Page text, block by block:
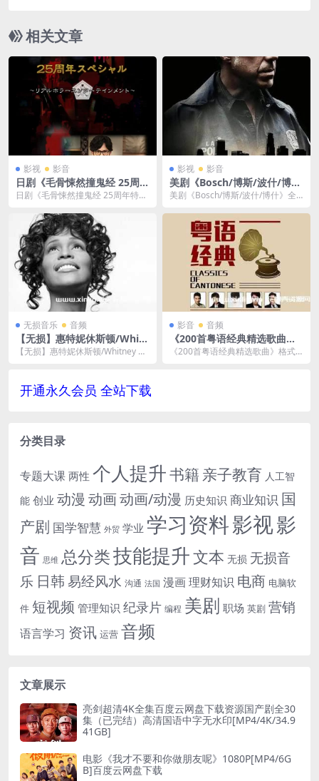
相关文章
影视 影音
日剧《毛骨悚然撞鬼经 25周年
特别篇》[MP4/1.37GB]云网
日剧《毛骨悚然撞鬼经 25周年特别
语发...
影视 影音
美剧《Bosch/博斯/波什/博
什》全1-7季1080P视频合集网
美剧《Bosch/博斯/波什/博什》全1
语发...
无损音乐 音频
【无损】惠特妮休斯顿/Whitn
ey Houston 6张专辑歌曲合
【无损】惠特妮休斯顿/Whitney Ho
影音 音频
《200首粤语经典精选歌曲》
合集[FLAC/MP3/7.18GB]百
《200首粤语经典精选歌曲》格式F
开通永久会员 全站下载
分类目录
专题大课 两性 个人提升书籍 亲子教育 人工智
能 创业 动漫 动画动画/动漫 历史知识 商业知识 国
产剧 国学智慧 外贸 学业 学习资料影视影
音 思维 总分类技能提升文本 无损 无损音
乐 日韩易经风水 沟通 法国 漫画理财知识 电商 电脑软
件 短视频 管理知识 纪录片 编程 美剧 职场 英剧 营销
语言学习 资讯 运营 音频
文章展示
亮剑超清4K全集百度云网盘下载资源国产剧全30
集（已完结）高清国语中字无水印[MP4/4K/34.9
41GB]
电影《我才不要和你做朋友呢》1080P[MP4/6G
B]百度云网盘下载